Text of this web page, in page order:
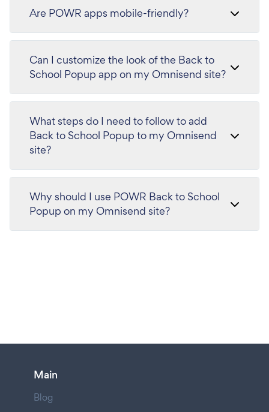
Are POWR apps mobile-friendly?
Can I customize the look of the Back to
School Popup app on my Omnisend site?
What steps do I need to follow to add
Back to School Popup to my Omnisend
site?
Why should I use POWR Back to School
Popup on my Omnisend site?
Main
Blog